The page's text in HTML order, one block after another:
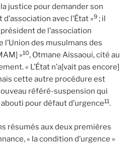
justice pour demander son
avec l’État »9 ; il
de l’association
l’Union des musulmans des
»10, Otmane Aissaoui, cité au
« L’État n’a[vait pas encore]
cette autre procédure est
référé-suspension qui
pour défaut d’urgence11.
résumés aux deux premières
« la condition d’urgence »